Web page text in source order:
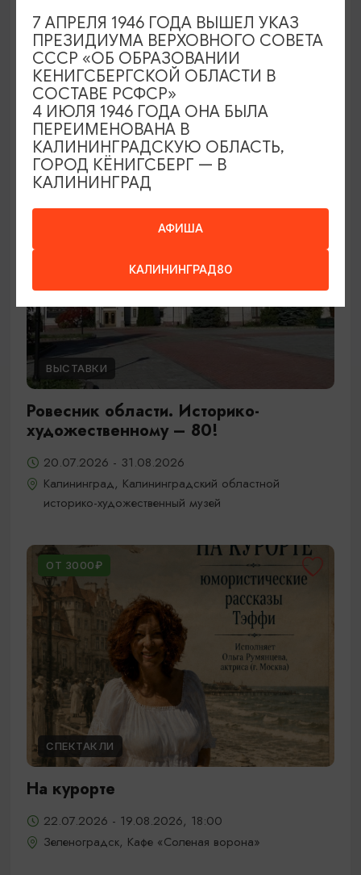
Семейный клуб выходного дня в
Морском выставочном центре
19.07.2026 - 30.08.2026, СБ 12:00, 13:00
Светлогорск, Морской выставочный центр г.
Светлогорск
ВЫСТАВКИ
Ровесник области. Историко-
художественному – 80!
20.07.2026 - 31.08.2026
Калининград, Калининградский областной
историко-художественный музей
ОТ 3000₽
СПЕКТАКЛИ
На курорте
22.07.2026 - 19.08.2026, 18:00
Зеленоградск, Кафе «Соленая ворона»
АФИША
КАЛИНИНГРАД80
7 АПРЕЛЯ 1946 ГОДА ВЫШЕЛ УКАЗ
ПРЕЗИДИУМА ВЕРХОВНОГО СОВЕТА
СССР «ОБ ОБРАЗОВАНИИ
КЕНИГСБЕРГСКОЙ ОБЛАСТИ В
СОСТАВЕ РСФСР»
4 ИЮЛЯ 1946 ГОДА ОНА БЫЛА
ПЕРЕИМЕНОВАНА В
КАЛИНИНГРАДСКУЮ ОБЛАСТЬ,
ГОРОД КЁНИГСБЕРГ — В
КАЛИНИНГРАД